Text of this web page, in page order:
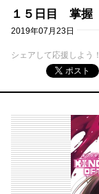
１５日目 掌握
2019年07月23日
シェアして応援しよう！
ポスト